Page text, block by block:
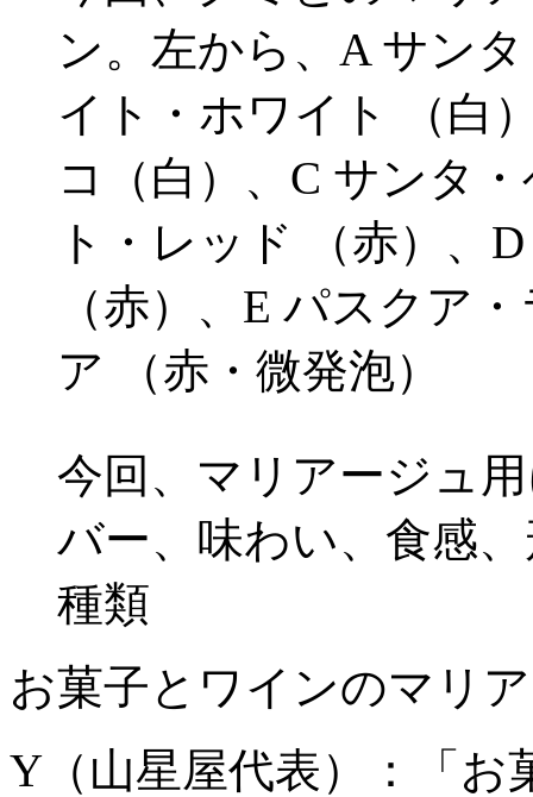
ン。左から、A サン
イト・ホワイト （白
コ（白）、C サンタ
ト・レッド （赤）、
（赤）、E パスクア
ア （赤・微発泡）
今回、マリアージュ
バー、味わい、食感
種類
お菓子とワインのマリ
Y（山星屋代表）：「お